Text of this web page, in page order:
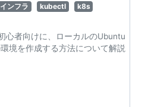
インフラ kubectl
k8s
心者向けに、ローカルのUbuntu
境を作成する方法について解説